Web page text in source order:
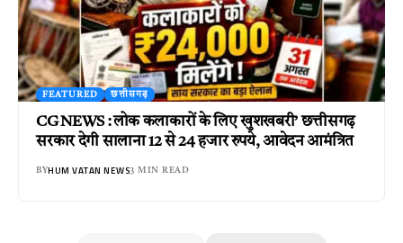
FEATURED छत्तीसगढ़
CG NEWS : लोक कलाकारों के लिए खुशखबरी’ छत्तीसगढ़
सरकार देगी सालाना 12 से 24 हजार रुपये, आवेदन आमंत्रित
BYHUM VATAN NEWS3 MIN READ